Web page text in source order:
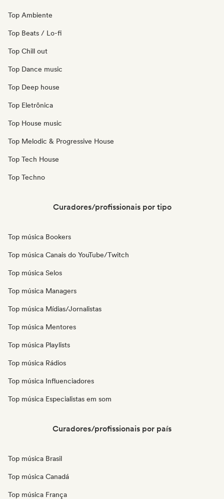
Top Ambiente
Top Beats / Lo-fi
Top Chill out
Top Dance music
Top Deep house
Top Eletrônica
Top House music
Top Melodic & Progressive House
Top Tech House
Top Techno
Curadores/profissionais por tipo
Top música Bookers
Top música Canais do YouTube/Twitch
Top música Selos
Top música Managers
Top música Mídias/Jornalistas
Top música Mentores
Top música Playlists
Top música Rádios
Top música Influenciadores
Top música Especialistas em som
Curadores/profissionais por país
Top música Brasil
Top música Canadá
Top música França